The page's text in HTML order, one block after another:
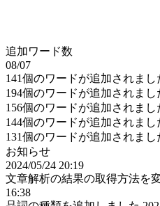
追加ワード数
08/07
141個のワードが追加されまし
194個のワードが追加されまし
156個のワードが追加されまし
144個のワードが追加されまし
131個のワードが追加されまし
お知らせ
2024/05/24 20:19
文章解析の結果の取得方法を
16:38